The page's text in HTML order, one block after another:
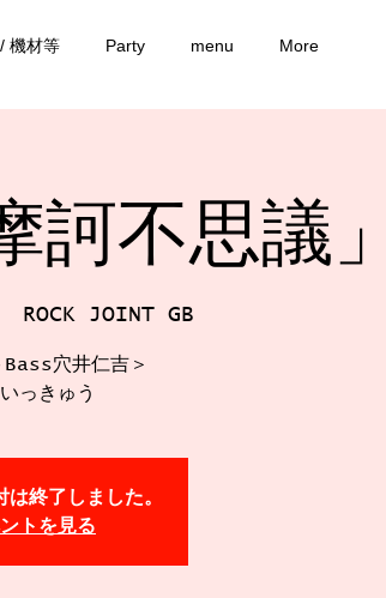
機材等 Party menu More
不思議」
ROCK JOINT GB
穴井仁吉＞
っきゅう
終了しました。
トを見る